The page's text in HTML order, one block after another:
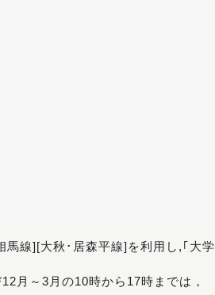
線][大秋･居森平線]を利用し,｢大学
月～3月の10時から17時までは，